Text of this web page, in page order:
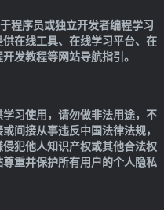
程序员或独立开发者编程学习
在线工具、在线学习平台、在
发教程等网站导航指引。
习使用，请勿做非法用途，不
间接从事违反中国法律法规，
犯他人知识产权或其他合法权
重并保护所有用户的个人隐私